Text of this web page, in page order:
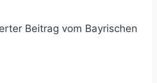
Beitrag vom Bayrischen